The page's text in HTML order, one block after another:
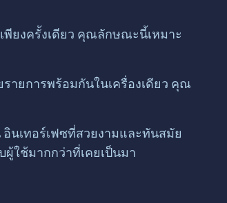
ยงครั้งเดียว คุณลักษณะนี้เหมาะ
ายการพร้อมกันในเครื่องเดียว คุณ
นเทอร์เฟซที่สวยงามและทันสมัย
ผู้ใช้มากกว่าที่เคยเป็นมา